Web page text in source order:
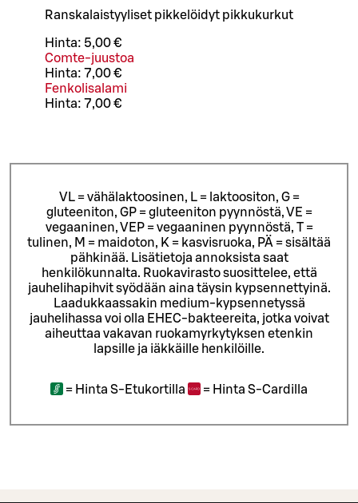
Ranskalaistyyliset pikkelöidyt pikkukurkut
Hinta: 5,00 €
Comte-juustoa
Hinta: 7,00 €
Fenkolisalami
Hinta: 7,00 €
VL = vähälaktoosinen, L = laktoositon, G =
gluteeniton, GP = gluteeniton pyynnöstä, VE =
vegaaninen, VEP = vegaaninen pyynnöstä, T =
tulinen, M = maidoton, K = kasvisruoka, PÄ = sisältää
pähkinää. Lisätietoja annoksista saat
henkilökunnalta. Ruokavirasto suosittelee, että
jauhelihapihvit syödään aina täysin kypsennettyinä.
Laadukkaassakin medium-kypsennetyssä
jauhelihassa voi olla EHEC-bakteereita, jotka voivat
aiheuttaa vakavan ruokamyrkytyksen etenkin
lapsille ja iäkkäille henkilöille.
= Hinta S-Etukortilla = Hinta S-Cardilla